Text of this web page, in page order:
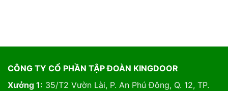
CÔNG TY CỔ PHẦN TẬP ĐOÀN KINGDOOR
Xưởng 1: 35/T2 Vườn Lài, P. An Phú Đông, Q. 12, TP.